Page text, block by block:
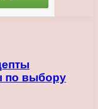
по выбору